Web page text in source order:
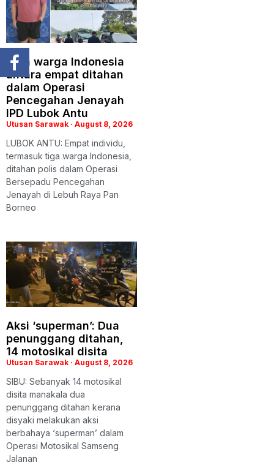
Tiga warga Indonesia
antara empat ditahan
dalam Operasi
Pencegahan Jenayah
IPD Lubok Antu
Utusan Sarawak August 8, 2026
LUBOK ANTU: Empat individu,
termasuk tiga warga Indonesia,
ditahan polis dalam Operasi
Bersepadu Pencegahan
Jenayah di Lebuh Raya Pan
Borneo
Aksi ‘superman’: Dua
penunggang ditahan,
14 motosikal disita
Utusan Sarawak August 8, 2026
SIBU: Sebanyak 14 motosikal
disita manakala dua
penunggang ditahan kerana
disyaki melakukan aksi
berbahaya ‘superman’ dalam
Operasi Motosikal Samseng
Jalanan